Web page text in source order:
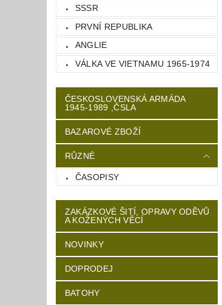
SSSR
PRVNÍ REPUBLIKA
ANGLIE
VÁLKA VE VIETNAMU 1965-1974
ČESKOSLOVENSKÁ ARMÁDA
1945-1989 ,ČSLA
BAZAROVÉ ZBOŽÍ
RŮZNÉ
ČASOPISY
ZAKÁZKOVÉ ŠITÍ, OPRAVY ODĚVŮ
A KOŽENÝCH VĚCÍ
NOVINKY
DOPRODEJ
BATOHY